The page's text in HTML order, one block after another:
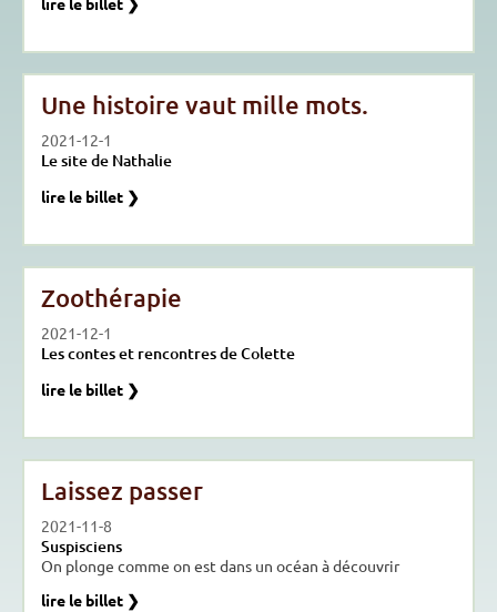
Une histoire vaut mille mots.
2021-12-1
Le site de Nathalie
lire le billet ❯
Zoothérapie
2021-12-1
Les contes et rencontres de Colette
lire le billet ❯
Laissez passer
2021-11-8
Suspisciens
On plonge comme on est dans un océan à découvrir
lire le billet ❯